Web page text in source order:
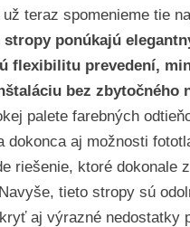
teraz spomenieme tie
stropy ponúkajú
flexibilitu prevedení,
bez zbytočného
palete farebných
dokonca aj možnosti
riešenie, ktoré dokonale
tieto stropy sú
aj výrazné nedostatky